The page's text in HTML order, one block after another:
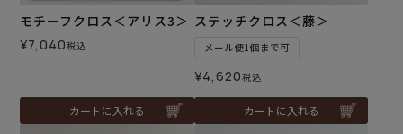
モチーフクロス＜アリス3＞
¥7,040税込
カートに入れる
ステッチクロス＜藤＞
メール便1個まで可
¥4,620税込
カートに入れる